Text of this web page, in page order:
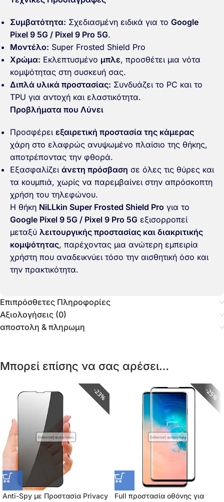
Συμβατότητα: Σχεδιασμένη ειδικά για το Google
Pixel 9 5G / Pixel 9 Pro 5G.
Μοντέλο: Super Frosted Shield Pro
Χρώμα: Εκλεπτυσμένο μπλε, προσθέτει μια νότα
κομψότητας στη συσκευή σας.
Διπλά υλικά προστασίας: Συνδυάζει το PC και το
TPU για αντοχή και ελαστικότητα.
Προβλήματα που Λύνει
Προσφέρει εξαιρετική προστασία της κάμερας
χάρη στο ελαφρώς ανυψωμένο πλαίσιο της θήκης,
αποτρέποντας την φθορά.
Εξασφαλίζει άνετη πρόσβαση σε όλες τις θύρες και
τα κουμπιά, χωρίς να παρεμβαίνει στην απρόσκοπτη
χρήση του τηλεφώνου.
Η θήκη NiLLkin Super Frosted Shield Pro για το
Google Pixel 9 5G / Pixel 9 Pro 5G εξισορροπεί
μεταξύ λειτουργικής προστασίας και διακριτικής
κομψότητας, παρέχοντας μια ανώτερη εμπειρία
χρήστη που αναδεικνύει τόσο την αισθητική όσο και
την πρακτικότητα.
Επιπρόσθετες Πληροφορίες
Αξιολογήσεις (0)
αποστολη & πληρωμη
Μπορεί επίσης να σας αρέσει…
Ενδεικτική φωτογραφία
23%
Anti-Spy με Προστασία Privacy
Ενδεικτική φωτογραφία
25%
Full προστασία οθόνης για